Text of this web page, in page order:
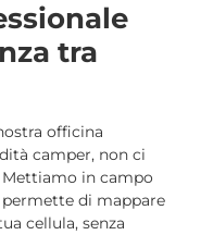
tra
officina
camper, non ci
in campo
di mappare
cellula, senza